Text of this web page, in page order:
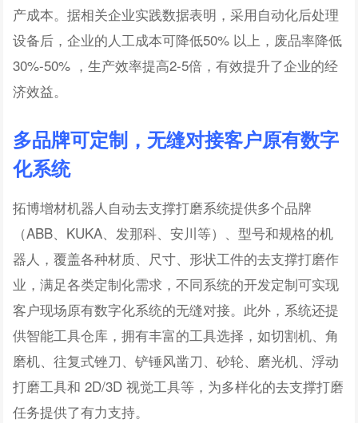
产成本。据相关企业实践数据表明，采用自动化后处理
设备后，企业的人工成本可降低50% 以上，废品率降低
30%-50% ，生产效率提高2-5倍，有效提升了企业的经
济效益。
多品牌可定制，无缝对接客户原有数字
化系统
拓博增材机器人自动去支撑打磨系统提供多个品牌
（ABB、KUKA、发那科、安川等）、型号和规格的机
器人，覆盖各种材质、尺寸、形状工件的去支撑打磨作
业，满足各类定制化需求，不同系统的开发定制可实现
客户现场原有数字化系统的无缝对接。此外，系统还提
供智能工具仓库，拥有丰富的工具选择，如切割机、角
磨机、往复式锉刀、铲锤风凿刀、砂轮、磨光机、浮动
打磨工具和 2D/3D 视觉工具等，为多样化的去支撑打磨
任务提供了有力支持。